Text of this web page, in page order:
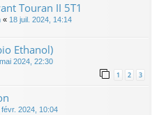
Touran II 5T1
« 18 juil. 2024, 14:14
Ethanol)
2024, 22:30
1 2 3
févr. 2024, 10:04